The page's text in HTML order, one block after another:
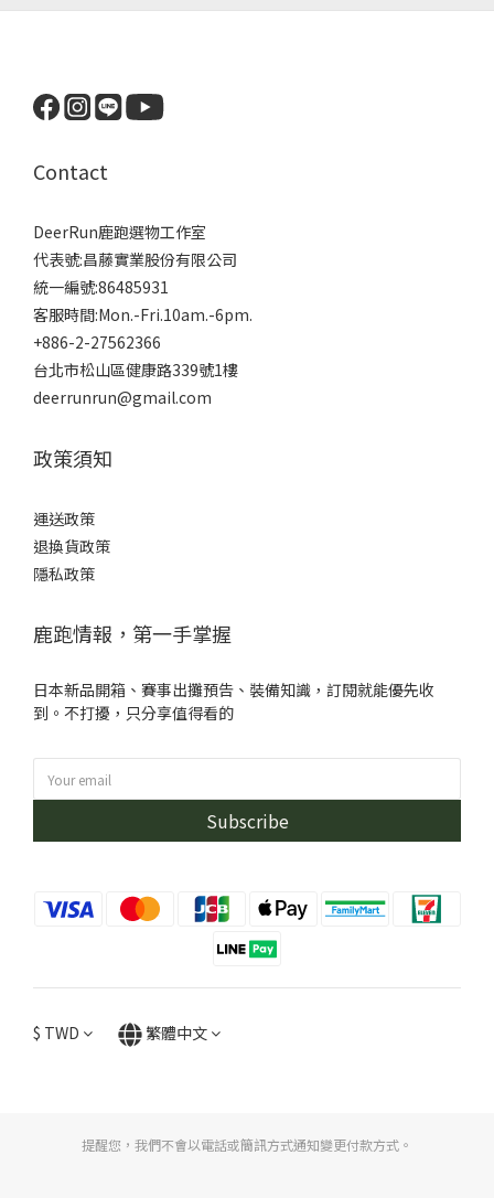
Contact
DeerRun鹿跑選物工作室
代表號:昌藤實業股份有限公司
統一編號:86485931
客服時間:Mon.-Fri.10am.-6pm.
+886-2-27562366
台北市松山區健康路339號1樓
deerrunrun@gmail.com
政策須知
運送政策
退換貨政策
隱私政策
鹿跑情報，第一手掌握
日本新品開箱、賽事出攤預告、裝備知識，訂閱就能優先收
到。不打擾，只分享值得看的
Subscribe
$ TWD 繁體中文
提醒您，我們不會以電話或簡訊方式通知變更付款方式。